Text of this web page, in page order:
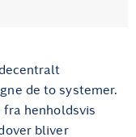
de to systemer.
henholdsvis
bliver